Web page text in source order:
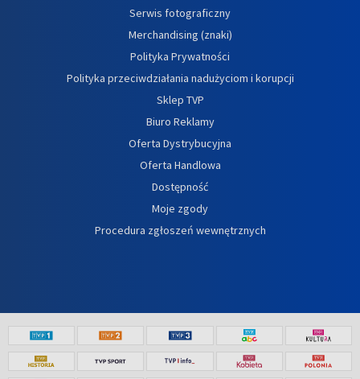
Serwis fotograficzny
Merchandising (znaki)
Polityka Prywatności
Polityka przeciwdziałania nadużyciom i korupcji
Sklep TVP
Biuro Reklamy
Oferta Dystrybucyjna
Oferta Handlowa
Dostępność
Moje zgody
Procedura zgłoszeń wewnętrznych